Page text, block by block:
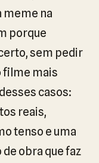
meme na
porque
sem pedir
filme mais
casos:
reais,
tenso e uma
obra que faz